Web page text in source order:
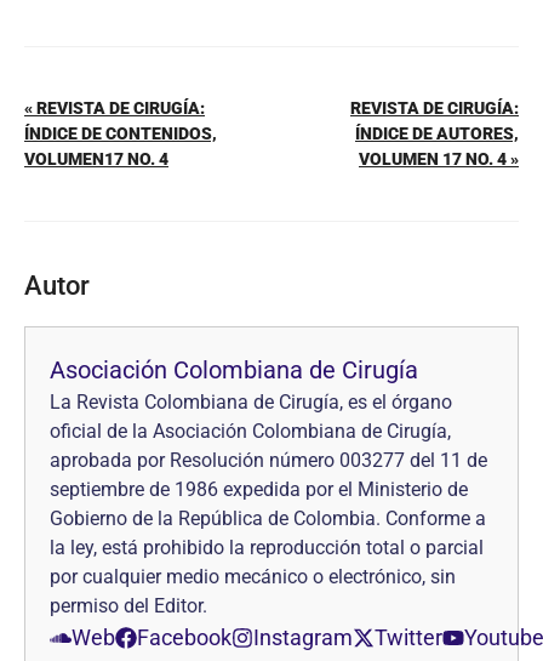
« REVISTA DE CIRUGÍA:
ÍNDICE DE CONTENIDOS,
VOLUMEN17 NO. 4
REVISTA DE CIRUGÍA:
ÍNDICE DE AUTORES,
VOLUMEN 17 NO. 4 »
Autor
Asociación Colombiana de Cirugía
La Revista Colombiana de Cirugía, es el órgano
oficial de la Asociación Colombiana de Cirugía,
aprobada por Resolución número 003277 del 11 de
septiembre de 1986 expedida por el Ministerio de
Gobierno de la República de Colombia. Conforme a
la ley, está prohibido la reproducción total o parcial
por cualquier medio mecánico o electrónico, sin
permiso del Editor.
Web Facebook Instagram Twitter Youtube